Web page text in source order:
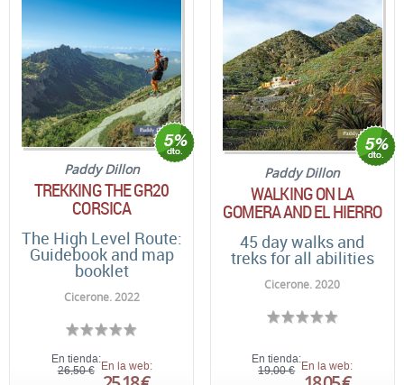
Paddy Dillon
TREKKING THE GR20
CORSICA
The High Level Route:
Guidebook and map
booklet
Cicerone. 2022
En tienda:
26,50 € En la web:
Paddy Dillon
WALKING ON LA
GOMERA AND EL HIERRO
45 day walks and
treks for all abilities
Cicerone. 2020
En tienda:
19,00 € En la web: